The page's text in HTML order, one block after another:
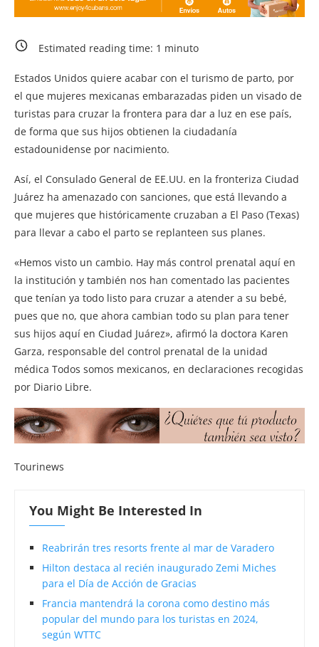
Estimated reading time: 1 minuto
Estados Unidos quiere acabar con el turismo de parto, por
el que mujeres mexicanas embarazadas piden un visado de
turistas para cruzar la frontera para dar a luz en ese país,
de forma que sus hijos obtienen la ciudadanía
estadounidense por nacimiento.
Así, el Consulado General de EE.UU. en la fronteriza Ciudad
Juárez ha amenazado con sanciones, que está llevando a
que mujeres que históricamente cruzaban a El Paso (Texas)
para llevar a cabo el parto se replanteen sus planes.
«Hemos visto un cambio. Hay más control prenatal aquí en
la institución y también nos han comentado las pacientes
que tenían ya todo listo para cruzar a atender a su bebé,
pues que no, que ahora cambian todo su plan para tener
sus hijos aquí en Ciudad Juárez», afirmó la doctora Karen
Garza, responsable del control prenatal de la unidad
médica Todos somos mexicanos, en declaraciones recogidas
por Diario Libre.
Tourinews
You Might Be Interested In
Reabrirán tres resorts frente al mar de Varadero
Hilton destaca al recién inaugurado Zemi Miches
para el Día de Acción de Gracias
Francia mantendrá la corona como destino más
popular del mundo para los turistas en 2024,
según WTTC